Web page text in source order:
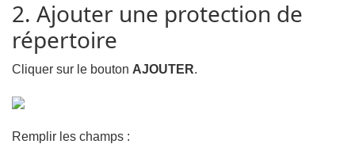
2. Ajouter une protection de
répertoire
Cliquer sur le bouton AJOUTER.
Remplir les champs :